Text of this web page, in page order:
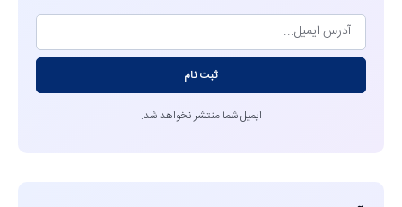
ثبت نام
ایمیل شما منتشر نخواهد شد.